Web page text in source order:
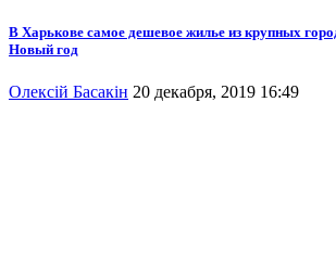
В Харькове самое дешевое жилье из крупных
Новый год
Олексій Басакін 20 декабря, 2019 16:49